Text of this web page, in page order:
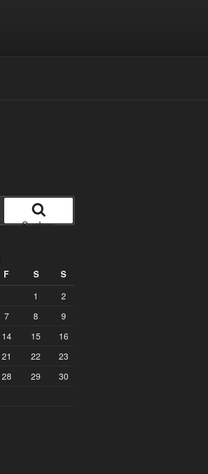
Suchen
F S
S
1
2
7 8
9
14 15
16
21 22
23
28 29
30